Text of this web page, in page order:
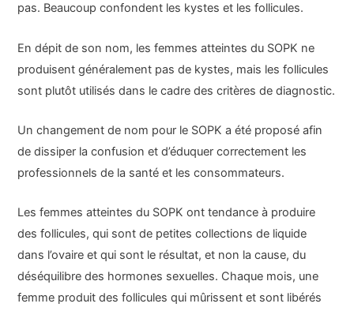
pas. Beaucoup confondent les kystes et les follicules.
En dépit de son nom, les femmes atteintes du SOPK ne
produisent généralement pas de kystes, mais les follicules
sont plutôt utilisés dans le cadre des critères de diagnostic.
Un changement de nom pour le SOPK a été proposé afin
de dissiper la confusion et d’éduquer correctement les
professionnels de la santé et les consommateurs.
Les femmes atteintes du SOPK ont tendance à produire
des follicules, qui sont de petites collections de liquide
dans l’ovaire et qui sont le résultat, et non la cause, du
déséquilibre des hormones sexuelles. Chaque mois, une
femme produit des follicules qui mûrissent et sont libérés